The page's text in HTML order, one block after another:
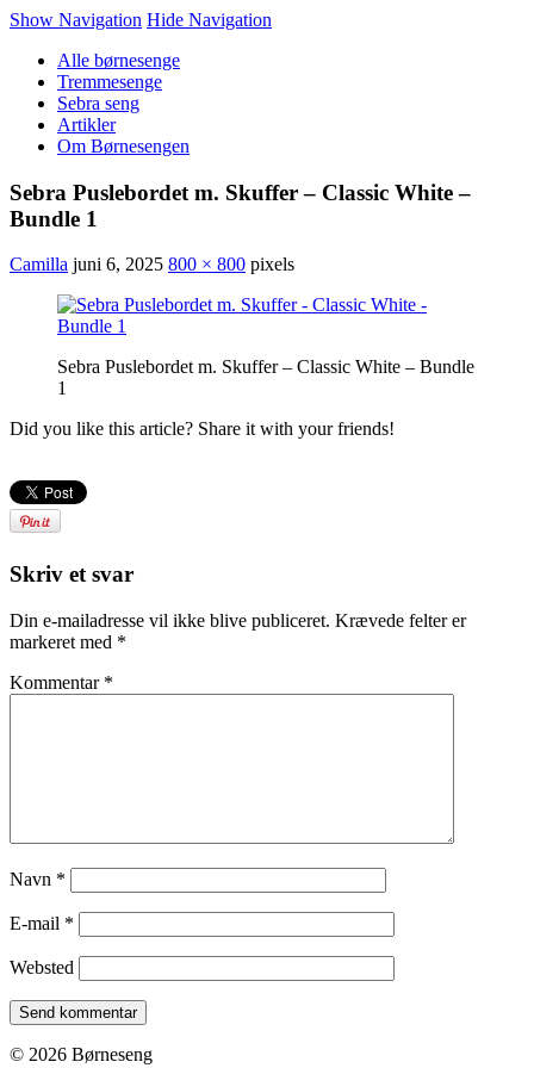
Show Navigation Hide Navigation
Alle børnesenge
Tremmesenge
Sebra seng
Artikler
Om Børnesengen
Sebra Puslebordet m. Skuffer – Classic White –
Bundle 1
Camilla juni 6, 2025 800 × 800 pixels
Sebra Puslebordet m. Skuffer – Classic White – Bundle
1
Did you like this article? Share it with your friends!
Skriv et svar
Din e-mailadresse vil ikke blive publiceret. Krævede felter er
markeret med *
Kommentar *
Navn *
E-mail *
Websted
© 2026 Børneseng